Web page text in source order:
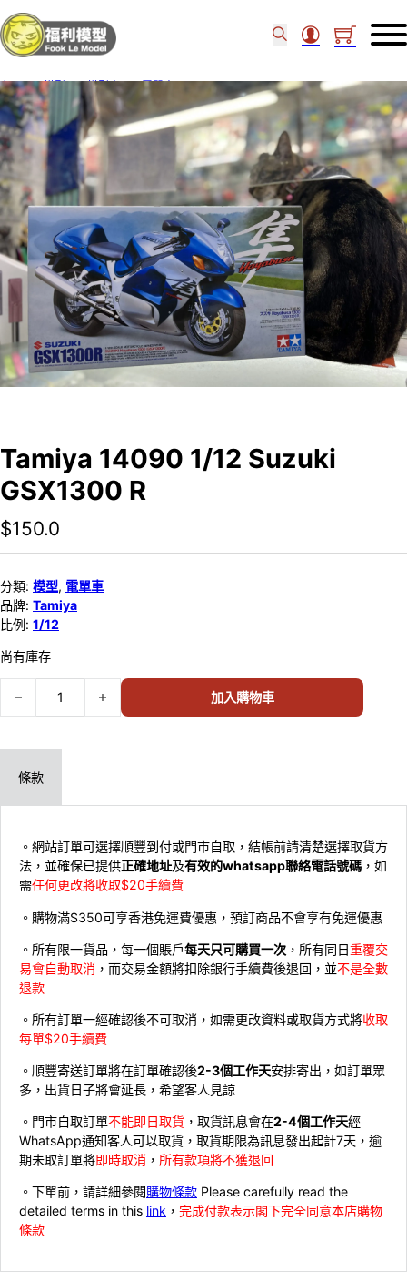
主頁 / 模型 模型車 電單車 Tamiya 14090 1/12 Suzuki GSX1300 R
Tamiya 14090 1/12 Suzuki
GSX1300 R
$150.0
分類: 模型, 電單車
品牌: Tamiya
比例: 1/12
尚有庫存
Tamiya 14090 1/12 Suzuki GSX1300 R 數量
加入購物車
條款
。網站訂單可選擇順豐到付或門市自取，結帳前請清楚選擇取貨方
法，並確保已提供正確地址及有效的whatsapp聯絡電話號碼 ，如
需任何更改將收取$20手續費
。購物滿$350可享香港免運費優惠，預訂商品不會享有免運優惠
。所有限一貨品，每一個賬戶每天只可購買一次 ，所有同日重覆交
易會自動取消 ，而交易金額將扣除銀行手續費後退回，並不是全數
退款
。所有訂單一經確認後不可取消，如需更改資料或取貨方式將收取
每單$20手續費
。順豐寄送訂單將在訂單確認後2-3個工作天安排寄出，如訂單眾
多，出貨日子將會延長，希望客人見諒
。門市自取訂單不能即日取貨 ，取貨訊息會在2-4個工作天經
WhatsApp通知客人可以取貨，取貨期限為訊息發出起計7天，逾
期未取訂單將即時取消 ， 所有款項將不獲退回
。下單前，請詳細參閱購物條款 Please carefully read the
detailed terms in this link ， 完成付款表示閣下完全同意本店購物
條款